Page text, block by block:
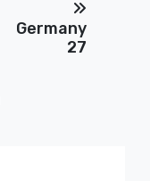
Germany
27